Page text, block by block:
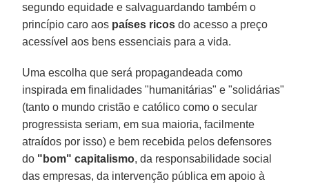
segundo equidade e salvaguardando também o
princípio caro aos países ricos do acesso a preço
acessível aos bens essenciais para a vida.
Uma escolha que será propagandeada como
inspirada em finalidades "humanitárias" e "solidárias"
(tanto o mundo cristão e católico como o secular
progressista seriam, em sua maioria, facilmente
atraídos por isso) e bem recebida pelos defensores
do "bom" capitalismo, da responsabilidade social
das empresas, da intervenção pública em apoio à